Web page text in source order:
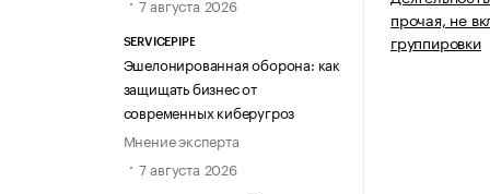
7 августа 2026
SERVICEPIPE
Эшелонированная оборона: как
защищать бизнес от
современных киберугроз
Мнение эксперта
7 августа 2026
прочая, не
группировки